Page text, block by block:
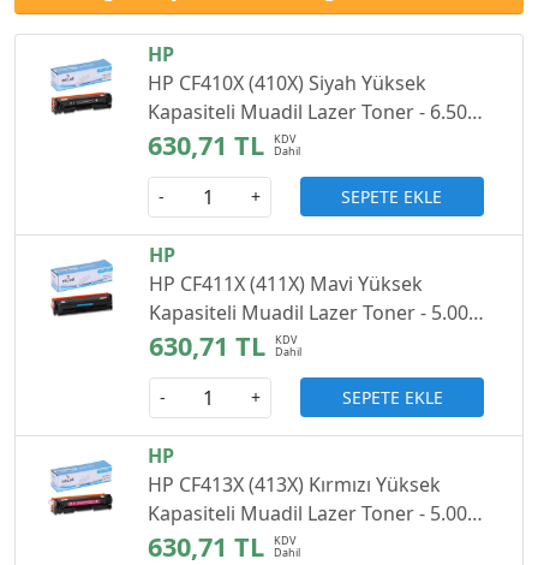
HP
HP CF410X (410X) Siyah Yüksek
Kapasiteli Muadil Lazer Toner - 6.500
Sayfa
630,71 TL
- + SEPETE EKLE
HP
HP CF411X (411X) Mavi Yüksek
Kapasiteli Muadil Lazer Toner - 5.000
Sayfa
630,71 TL
- + SEPETE EKLE
HP
HP CF413X (413X) Kırmızı Yüksek
Kapasiteli Muadil Lazer Toner - 5.000
Sayfa
630,71 TL